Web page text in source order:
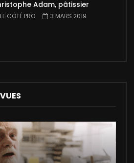
Adam, pâtissier
LE CÔTÉ PRO 3 MARS 2019